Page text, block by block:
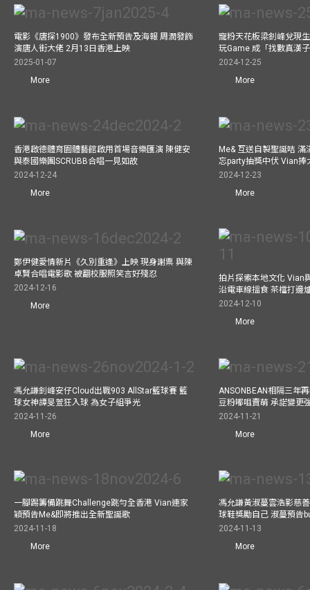
電影《唐探1900》發布全新預告及海報 周潤發飾
演唐人街大佬 2月13日香港上映
2025-01-07
More
寵粉天花板梁釗峰兌現
玩Game 成「找數真漢
2024-12-25
More
香港啟德體育園體藝館啟用首場音樂匯演 陳健安
與泰國樂團SCRUBB合唱一見如故
2024-12-24
More
Me& 互送自製聖誕咭
忘party抽獎中伏 Vian捧
2024-12-23
More
鄭伊健愛情新片《久別重逢》上映 現身謝票 與陳
卓賢合唱電影歌 被翻校服照笑言好殘忍
2024-12-16
More
拍片探索本地文化 Vian
沿電車線搵食 茶檔打邊
2024-12-10
More
馮允謙釗峰安仔Cloud出戰903 AllStar籃球賽 籃
球女神譚旻萱狂入球 為女子組爭光
2024-11-26
More
ANSONBEAN相隔三年
豆粉嘟咀賣萌 承諾變更
2024-11-21
More
一腳踢籌備跳舞Challenge跳勻全香港 Vian連家
穎預告Me&即將推出全新聖誕歌
2024-11-18
More
馮允謙黃淑蔓雲浩影慈
球鞋獎勵自己 淑蔓預告
2024-11-13
More